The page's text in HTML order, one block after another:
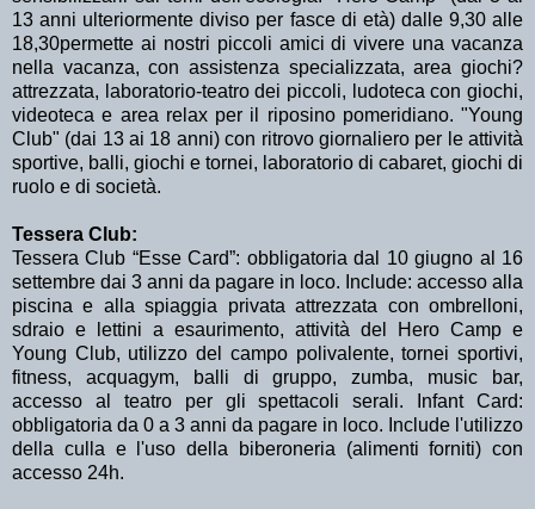
13 anni ulteriormente diviso per fasce di età) dalle 9,30 alle
18,30permette ai nostri piccoli amici di vivere una vacanza
nella vacanza, con assistenza specializzata, area giochi?
attrezzata, laboratorio-teatro dei piccoli, ludoteca con giochi,
videoteca e area relax per il riposino pomeridiano. "Young
Club" (dai 13 ai 18 anni) con ritrovo giornaliero per le attività
sportive, balli, giochi e tornei, laboratorio di cabaret, giochi di
ruolo e di società.
Tessera Club:
Tessera Club “Esse Card”: obbligatoria dal 10 giugno al 16
settembre dai 3 anni da pagare in loco. Include: accesso alla
piscina e alla spiaggia privata attrezzata con ombrelloni,
sdraio e lettini a esaurimento, attività del Hero Camp e
Young Club, utilizzo del campo polivalente, tornei sportivi,
fitness, acquagym, balli di gruppo, zumba, music bar,
accesso al teatro per gli spettacoli serali. Infant Card:
obbligatoria da 0 a 3 anni da pagare in loco. Include l'utilizzo
della culla e l'uso della biberoneria (alimenti forniti) con
accesso 24h.